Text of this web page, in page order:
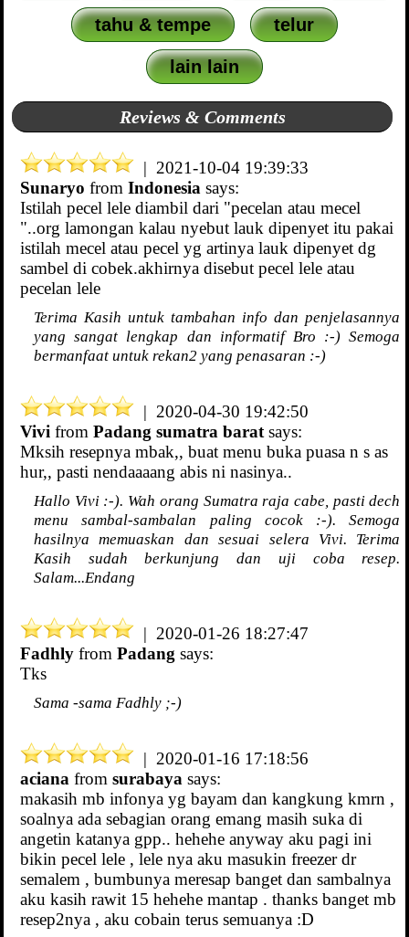
tahu & tempe telur
lain lain
Reviews & Comments
| 2021-10-04 19:39:33
Sunaryo from Indonesia says:
Istilah pecel lele diambil dari "pecelan atau mecel
"..org lamongan kalau nyebut lauk dipenyet itu pakai
istilah mecel atau pecel yg artinya lauk dipenyet dg
sambel di cobek.akhirnya disebut pecel lele atau
pecelan lele
Terima Kasih untuk tambahan info dan penjelasannya
yang sangat lengkap dan informatif Bro :-) Semoga
bermanfaat untuk rekan2 yang penasaran :-)
| 2020-04-30 19:42:50
Vivi from Padang sumatra barat says:
Mksih resepnya mbak,, buat menu buka puasa n s as
hur,, pasti nendaaaang abis ni nasinya..
Hallo Vivi :-). Wah orang Sumatra raja cabe, pasti dech
menu sambal-sambalan paling cocok :-). Semoga
hasilnya memuaskan dan sesuai selera Vivi. Terima
Kasih sudah berkunjung dan uji coba resep.
Salam...Endang
| 2020-01-26 18:27:47
Fadhly from Padang says:
Tks
Sama -sama Fadhly ;-)
| 2020-01-16 17:18:56
aciana from surabaya says:
makasih mb infonya yg bayam dan kangkung kmrn ,
soalnya ada sebagian orang emang masih suka di
angetin katanya gpp.. hehehe anyway aku pagi ini
bikin pecel lele , lele nya aku masukin freezer dr
semalem , bumbunya meresap banget dan sambalnya
aku kasih rawit 15 hehehe mantap . thanks banget mb
resep2nya , aku cobain terus semuanya :D